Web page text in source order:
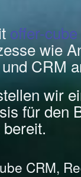
offer-cube
wie
CRM
wir
für den
CRM,